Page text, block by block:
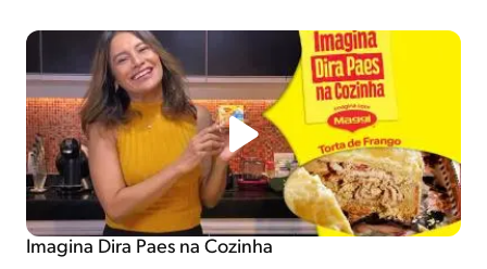
Imagina Dira Paes na Cozinha